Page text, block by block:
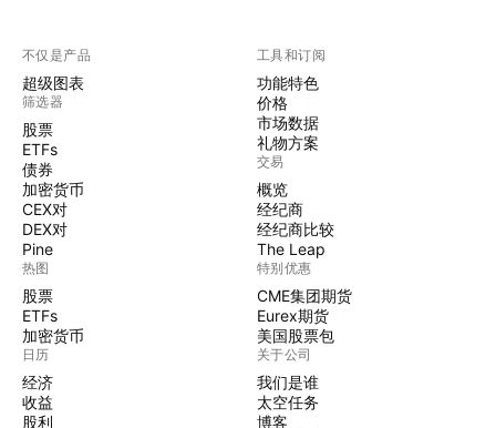
不仅是产品
超级图表
筛选器
股票
ETFs
债券
加密货币
CEX对
DEX对
Pine
热图
股票
ETFs
加密货币
日历
经济
收益
股利
工具和订阅
功能特色
价格
市场数据
礼物方案
交易
概览
经纪商
经纪商比较
The Leap
特别优惠
CME集团期货
Eurex期货
美国股票包
关于公司
我们是谁
太空任务
博客